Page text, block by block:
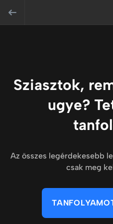
Sziasztok,
ugye?
Az összes legérdekesebb
csak meg